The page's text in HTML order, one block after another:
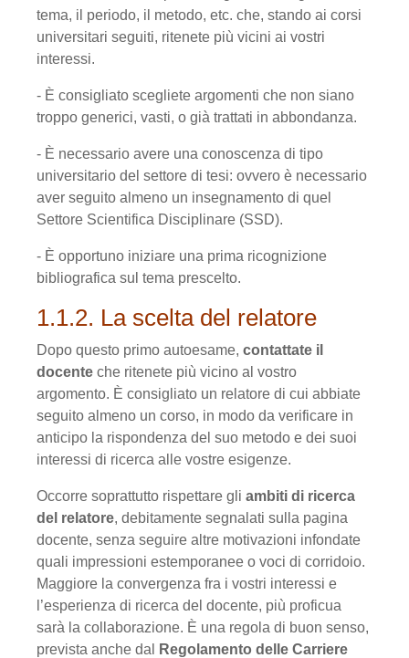
tema, il periodo, il metodo, etc. che, stando ai corsi
universitari seguiti, ritenete più vicini ai vostri
interessi.
- È consigliato scegliete argomenti che non siano
troppo generici, vasti, o già trattati in abbondanza.
- È necessario avere una conoscenza di tipo
universitario del settore di tesi: ovvero è necessario
aver seguito almeno un insegnamento di quel
Settore Scientifica Disciplinare (SSD).
- È opportuno iniziare una prima ricognizione
bibliografica sul tema prescelto.
1.1.2. La scelta del relatore
Dopo questo primo autoesame, contattate il
docente che ritenete più vicino al vostro
argomento. È consigliato un relatore di cui abbiate
seguito almeno un corso, in modo da verificare in
anticipo la rispondenza del suo metodo e dei suoi
interessi di ricerca alle vostre esigenze.
Occorre soprattutto rispettare gli ambiti di ricerca
del relatore, debitamente segnalati sulla pagina
docente, senza seguire altre motivazioni infondate
quali impres­sioni estemporanee o voci di corridoio.
Maggiore la convergenza fra i vostri interessi e
l’esperienza di ricerca del docente, più proficua
sarà la collaborazione. È una regola di buon senso,
prevista anche dal
Regolamento delle Carriere